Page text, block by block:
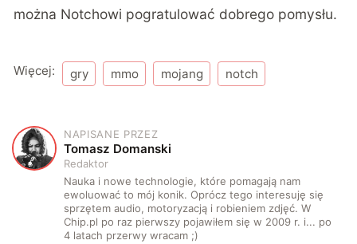
można Notchowi pogratulować dobrego pomysłu.
Więcej: gry mmo mojang notch
T
NAPISANE PRZEZ
Tomasz Domanski
Redaktor
Nauka i nowe technologie, które pomagają nam
ewoluować to mój konik. Oprócz tego interesuję się
sprzętem audio, motoryzacją i robieniem zdjęć. W
Chip.pl po raz pierwszy pojawiłem się w 2009 r. i... po
4 latach przerwy wracam ;)